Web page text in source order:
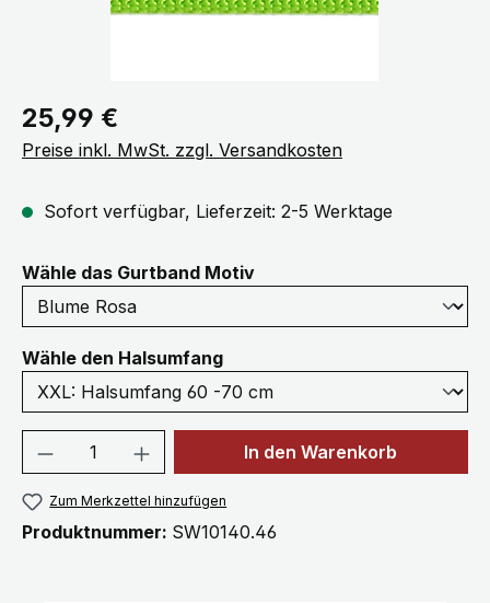
Regulärer Preis:
25,99 €
Preise inkl. MwSt. zzgl. Versandkosten
Sofort verfügbar, Lieferzeit: 2-5 Werktage
Wähle das Gurtband Motivauswählen
Wähle den Halsumfangauswählen
Produkt Anzahl: Gib denIn den Warenkorb
Zum Merkzettel hinzufügen
Produktnummer: SW10140.46